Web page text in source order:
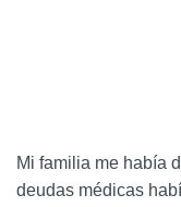
Mi familia me había
deudas médicas